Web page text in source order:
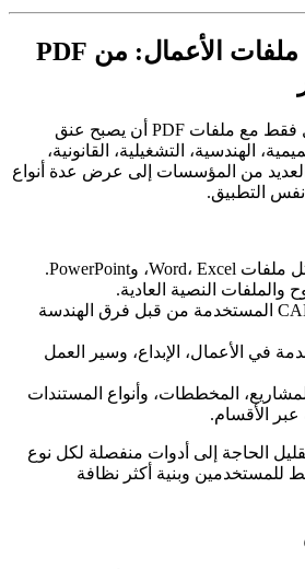
دعم كامل لطيف ملفات الأعمال: من PDF
يمكن لعارض PDF يتعامل فقط مع ملفات PDF أن يصبح عنق
الهندسية، التشغيلية، القانونية،
العديد من المؤسسات إلى عرض عدة أنواع
التطبيق.
والملفات النصية العادية.
ملفات التصميم وCAD المستخدمة من قبل فرق الهندسة
في الأعمال، الإبداع، وسير العمل
المشاريع، المخططات، وأنواع المستندات
الأقسام.
الحاجة إلى أدوات منفصلة لكل نوع
للمستخدمين وبنية أكثر نظافة